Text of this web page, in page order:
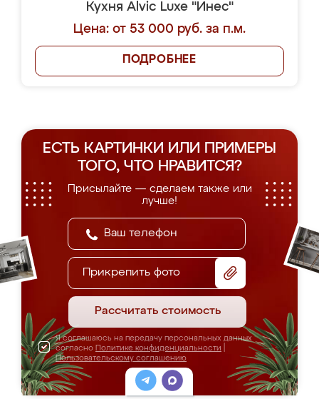
Кухня Alvic Luxe "Инес"
Цена: от 53 000 руб. за п.м.
ПОДРОБНЕЕ
ЕСТЬ КАРТИНКИ ИЛИ ПРИМЕРЫ
ТОГО, ЧТО НРАВИТСЯ?
Присылайте — сделаем также или
лучше!
Прикрепить фото
Рассчитать стоимость
Я соглашаюсь на передачу персональных данных
согласно Политике конфиденциальности
Пользовательскому соглашению